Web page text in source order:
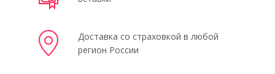
Доставка со страховкой в любой
регион России